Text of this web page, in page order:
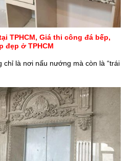
TPHCM, Giá thi công đá bếp,
đẹp ở TPHCM
chỉ là nơi nấu nướng mà còn là “trái